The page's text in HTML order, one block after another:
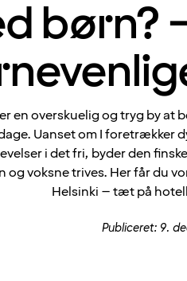
børn?
en overskuelig og tryg by at
Uanset om I foretrækker
i det fri, byder den
og voksne trives. Her får du
Helsinki – tæt på
Publiceret: 9.